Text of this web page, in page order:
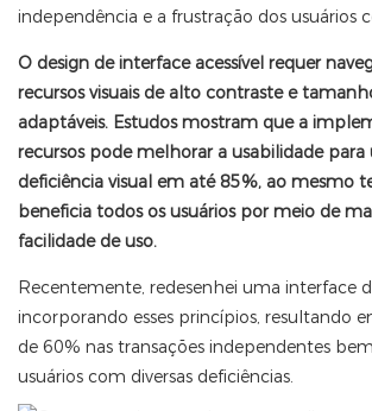
independência e a frustração dos usuários
O design de interface acessível requer
recursos visuais de alto contraste e
adaptáveis. Estudos mostram que a
recursos pode melhorar a usabilidade para
deficiência visual em até 85%, ao mesmo
beneficia todos os usuários por meio de
facilidade de uso.
Recentemente, redesenhei uma interface
incorporando esses princípios, resultando
de 60% nas transações independentes
usuários com diversas deficiências.